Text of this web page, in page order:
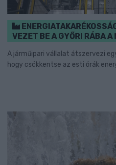
VEZET BE A GYŐRI RÁBA
A járműipari vállalat átszervezi
hogy csökkentse az esti órák